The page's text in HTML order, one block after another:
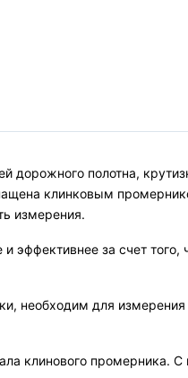
полотна,
клинковым
измерения.
эффективнее за счет
необходим для
клинового промерника.